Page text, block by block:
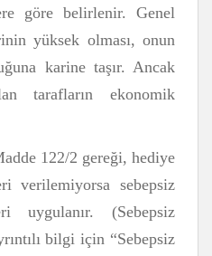
göre belirlenir. Genel
yüksek olması, onun
karine taşır. Ancak
tarafların ekonomik
122/2 gereği, hediye
verilemiyorsa sebepsiz
uygulanır. (Sebepsiz
bilgi için “Sebepsiz